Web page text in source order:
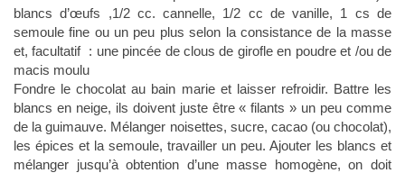
blancs d’œufs ,1/2 cc. cannelle, 1/2 cc de vanille, 1 cs de
semoule fine ou un peu plus selon la consistance de la masse
et, facultatif : une pincée de clous de girofle en poudre et /ou de
macis moulu
Fondre le chocolat au bain marie et laisser refroidir. Battre les
blancs en neige, ils doivent juste être « filants » un peu comme
de la guimauve. Mélanger noisettes, sucre, cacao (ou chocolat),
les épices et la semoule, travailler un peu. Ajouter les blancs et
mélanger jusqu’à obtention d’une masse homogène, on doit